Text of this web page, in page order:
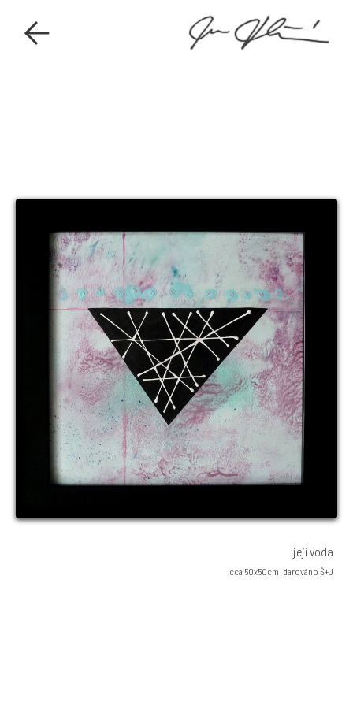
její voda
cca 50x50cm | darováno Š+J